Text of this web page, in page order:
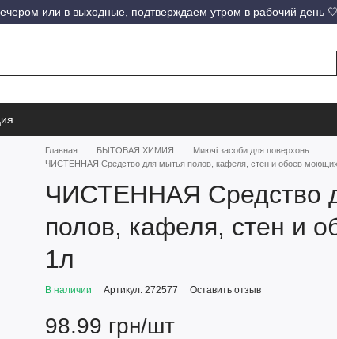
или в выходные, подтверждаем утром в рабочий день 🤍
Главная БЫТОВАЯ ХИМИЯ
Миючі засоби для поверхонь
ЧИСТЕННАЯ Средство для мытья полов, кафеля, стен и обоев
ЧИСТЕННАЯ Средство
полов, кафеля, стен и
1л
В наличии Артикул: 272577 Оставить отзыв
98.99 грн/шт